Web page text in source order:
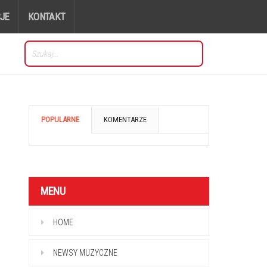
KONTAKT
POPULARNE KOMENTARZE
MENU
HOME
NEWSY MUZYCZNE